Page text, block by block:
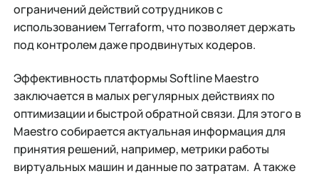
ограничений действий сотрудников с
использованием Terraform, что позволяет держать
под контролем даже продвинутых кодеров.
Эффективность платформы Softline Maestro
заключается в малых регулярных действиях по
оптимизации и быстрой обратной связи. Для этого в
Maestro собирается актуальная информация для
принятия решений, например, метрики работы
виртуальных машин и данные по затратам. А также